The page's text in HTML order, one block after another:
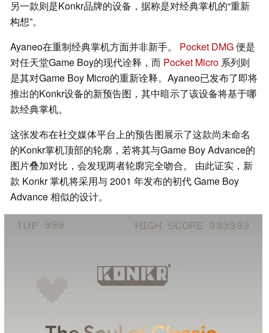
另一款则是Konkr品牌的设备，据称是对经典掌机的“重新
构想”。
Ayaneo在重制经典掌机方面并非新手。 Pocket DMG便是
对任天堂Game Boy的现代诠释，而 Pocket Micro 系列则
是其对Game Boy Micro的重新诠释。Ayaneo已发布了即将
推出的Konkr设备的新预告图，其中暗示了该设备将基于哪
款经典掌机。
这张发布在社交媒体平台上的预告图展示了这款尚未命名
的Konkr掌机顶部的轮廓，若将其与Game Boy Advance的
图片叠加对比，会发现两者轮廓完全吻合。 由此证实，新
款 Konkr 掌机将采用与 2001 年发布的初代 Game Boy
Advance 相似的设计。